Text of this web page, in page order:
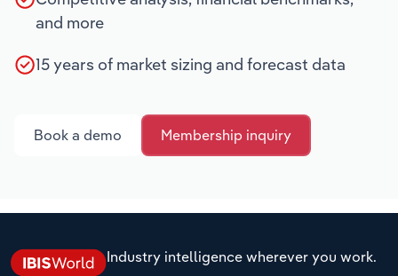
and more
15 years of market sizing and forecast data
Book a demo Membership inquiry
Industry intelligence wherever you work.